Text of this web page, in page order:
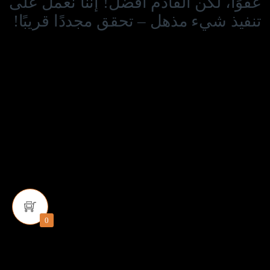
تنفيذ شيء مذهل – تحقق مجددًا قريبًا!
0